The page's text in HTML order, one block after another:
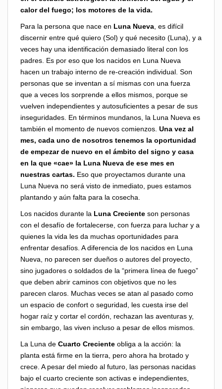
calor del fuego; los motores de la vida.
Para la persona que nace en Luna Nueva, es difícil
discernir entre qué quiero (Sol) y qué necesito (Luna), y a
veces hay una identificación demasiado literal con los
padres. Es por eso que los nacidos en Luna Nueva
hacen un trabajo interno de re-creación individual. Son
personas que se inventan a sí mismas con una fuerza
que a veces los sorprende a ellos mismos, porque se
vuelven independientes y autosuficientes a pesar de sus
inseguridades. En términos mundanos, la Luna Nueva es
también el momento de nuevos comienzos. Una vez al
mes, cada uno de nosotros tenemos la oportunidad
de empezar de nuevo en el ámbito del signo y casa
en la que «cae» la Luna Nueva de ese mes en
nuestras cartas. Eso que proyectamos durante una
Luna Nueva no será visto de inmediato, pues estamos
plantando y aún falta para la cosecha.
Los nacidos durante la Luna Creciente son personas
con el desafío de fortalecerse, con fuerza para luchar y a
quienes la vida les da muchas oportunidades para
enfrentar desafíos. A diferencia de los nacidos en Luna
Nueva, no parecen ser dueños o autores del proyecto,
sino jugadores o soldados de la “primera línea de fuego”
que deben abrir caminos con objetivos que no les
parecen claros. Muchas veces se atan al pasado como
un espacio de confort o seguridad, les cuesta irse del
hogar raíz y cortar el cordón, rechazan las aventuras y,
sin embargo, las viven incluso a pesar de ellos mismos.
La Luna de Cuarto Creciente obliga a la acción: la
planta está firme en la tierra, pero ahora ha brotado y
crece. A pesar del miedo al futuro, las personas nacidas
bajo el cuarto creciente son activas e independientes,